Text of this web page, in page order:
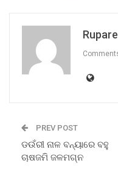
PREV POST
ଡଉଁରୀ ନାଳ ବନ୍ୟାରେ ବହୁ
ଚାଷଜମି ଜଳମଗ୍ନ